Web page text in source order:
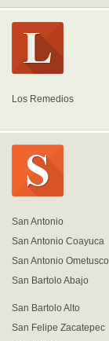
Los Remedios
San Antonio
San Antonio Coayuca
San Antonio Ometusco
San Bartolo Abajo
San Bartolo Alto
San Felipe Zacatepec